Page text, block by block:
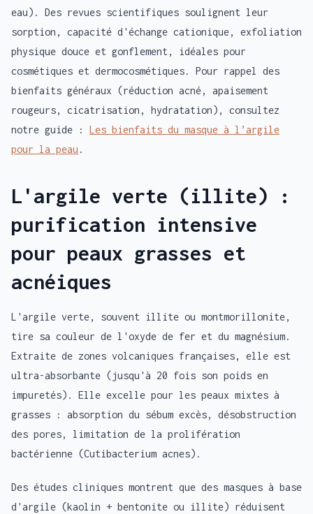
eau). Des revues scientifiques soulignent leur
sorption, capacité d'échange cationique, exfoliation
physique douce et gonflement, idéales pour
cosmétiques et dermocosmétiques. Pour rappel des
bienfaits généraux (réduction acné, apaisement
rougeurs, cicatrisation, hydratation), consultez
notre guide : Les bienfaits du masque à l’argile
pour la peau .
L'argile verte (illite) :
purification intensive
pour peaux grasses et
acnéiques
L'argile verte, souvent illite ou montmorillonite,
tire sa couleur de l'oxyde de fer et du magnésium.
Extraite de zones volcaniques françaises, elle est
ultra-absorbante (jusqu'à 20 fois son poids en
impuretés). Elle excelle pour les peaux mixtes à
grasses : absorption du sébum excès, désobstruction
des pores, limitation de la prolifération
bactérienne (Cutibacterium acnes).
Des études cliniques montrent que des masques à base
d'argile (kaolin + bentonite ou illite) réduisent